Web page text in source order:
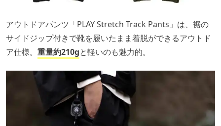
アウトドアパンツ「PLAY Stretch Track Pants」は、裾の
サイドジップ付きで靴を履いたまま着脱ができるアウトド
ア仕様。 重量約210gと軽いのも魅力的。